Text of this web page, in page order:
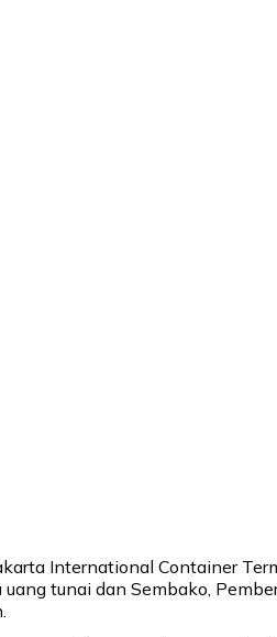
International Container
tunai dan Sembako,